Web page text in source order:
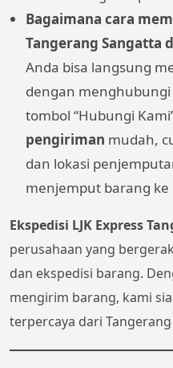
Bagaimana cara
Tangerang Sangatta
Anda bisa langsung
dengan menghubungi
tombol “Hubungi
pengiriman mudah,
dan lokasi
menjemput barang ke
Ekspedisi LJK Express
perusahaan yang
dan ekspedisi barang.
mengirim barang, kami
terpercaya dari